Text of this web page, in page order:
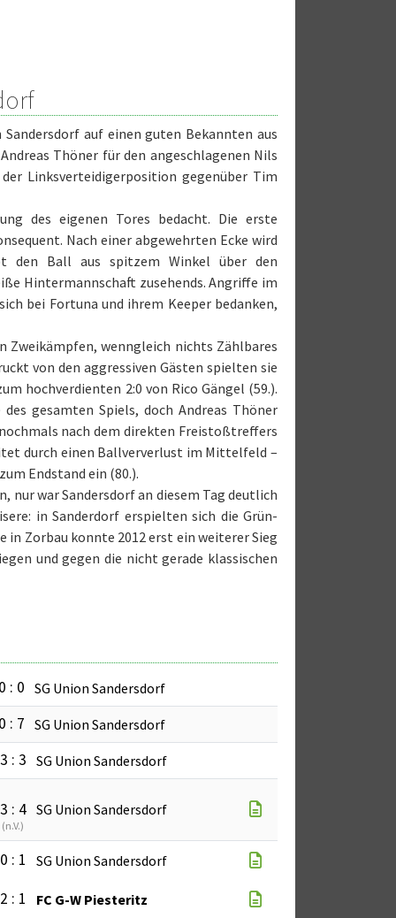
auf einen guten Bekannten aus
Thöner für den angeschlagenen Nils
Linksverteidigerposition gegenüber Tim
des eigenen Tores bedacht. Die erste
Nach einer abgewehrten Ecke wird
den Ball aus spitzem Winkel über den
Hintermannschaft zusehends. Angriffe im
bei Fortuna und ihrem Keeper bedanken,
Zweikämpfen, wenngleich nichts Zählbares
von den aggressiven Gästen spielten sie
hochverdienten 2:0 von Rico Gängel (59.).
gesamten Spiels, doch Andreas Thöner
nach dem direkten Freistoßtreffers
durch einen Ballververlust im Mittelfeld –
Endstand ein (80.).
nur war Sandersdorf an diesem Tag deutlich
in Sanderdorf erspielten sich die Grün-
in Zorbau konnte 2012 erst ein weiterer Sieg
und gegen die nicht gerade klassischen
0 : 0 SG Union Sandersdorf
0 : 7 SG Union Sandersdorf
3 : 3 SG Union Sandersdorf
3 : 4
(n.V.)
SG Union Sandersdorf
0 : 1 SG Union Sandersdorf
2 : 1 FC G-W Piesteritz